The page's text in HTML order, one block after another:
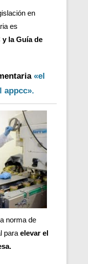
en
es
y la Guía de
«el
appcc».
norma de
para elevar el